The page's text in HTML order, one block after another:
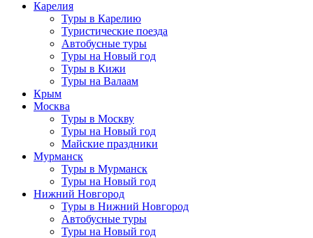
Карелия
Туры в Карелию
Туристические поезда
Автобусные туры
Туры на Новый год
Туры в Кижи
Туры на Валаам
Крым
Москва
Туры в Москву
Туры на Новый год
Майские праздники
Мурманск
Туры в Мурманск
Туры на Новый год
Нижний Новгород
Туры в Нижний Новгород
Автобусные туры
Туры на Новый год